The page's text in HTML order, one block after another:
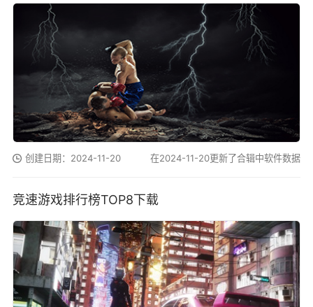
创建日期：2024-11-20 在2024-11-20更新了合辑中软件数据
竞速游戏排行榜TOP8下载